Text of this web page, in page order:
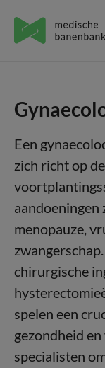
Een
zich richt op
menopauze,
chirurgische
spelen een
gezondheid
specialisten